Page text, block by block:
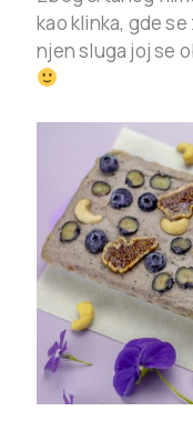
kao klinka, gde
njen sluga joj se